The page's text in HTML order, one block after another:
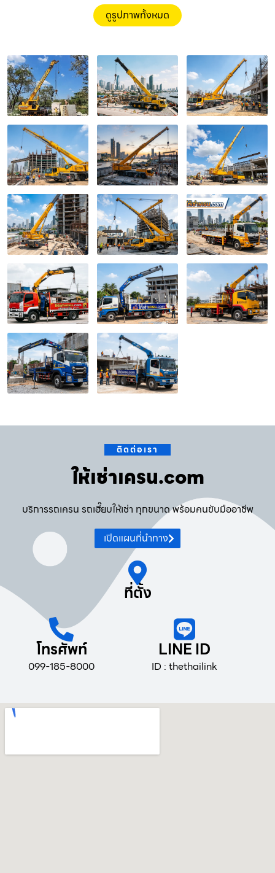
ดูรูปภาพทั้งหมด
ติดต่อเรา
ให้เช่าเครน.com
บริการรถเครน รถเฮี๊ยบให้เช่า ทุกขนาด พร้อมคนขับมืออาชีพ
เปิดแผนที่นำทาง
ที่ตั้ง
โทรศัพท์
099-185-8000
LINE ID
ID : thethailink